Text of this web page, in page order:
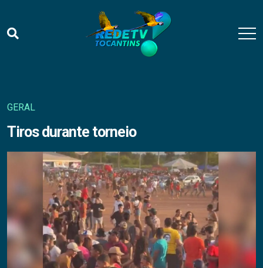
GERAL
Tiros durante torneio